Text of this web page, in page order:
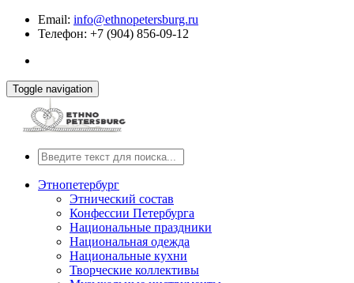
Email: info@ethnopetersburg.ru
Телефон: +7 (904) 856-09-12
Toggle navigation
Этнопетербург
Этнический состав
Конфессии Петербурга
Национальные праздники
Национальная одежда
Национальные кухни
Творческие коллективы